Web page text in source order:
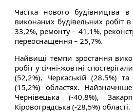
Частка нового будівництва в
виконаних будівельних робіт в
33,2%, ремонту – 41,1%,
переоснащення – 25,7%.
Найвищі темпи зростання
робіт у січні-жовтні
(52,2%), Черкаській (28,5%) та
(15,2%) областях.
Чернівецька (-40,8%),
Кіровоградська (-28,5%) області.